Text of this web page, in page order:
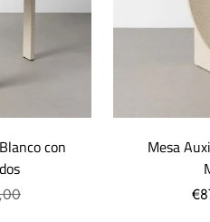
con
Mesa